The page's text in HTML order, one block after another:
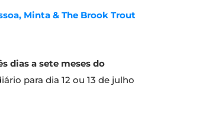
Minta & The Brook Trout
dias a sete meses do
para dia 12 ou 13 de julho